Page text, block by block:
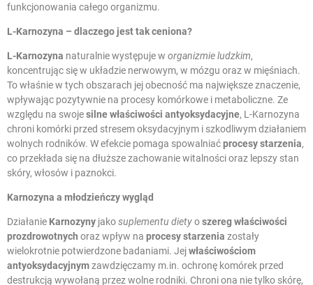
funkcjonowania całego organizmu.
L-Karnozyna – dlaczego jest tak ceniona?
L-Karnozyna naturalnie występuje w organizmie ludzkim,
koncentrując się w układzie nerwowym, w mózgu oraz w mięśniach.
To właśnie w tych obszarach jej obecność ma największe znaczenie,
wpływając pozytywnie na procesy komórkowe i metaboliczne. Ze
względu na swojesilne właściwości antyoksydacyjne, L-Karnozyna
chroni komórki przed stresem oksydacyjnym i szkodliwym działaniem
wolnych rodników. W efekcie pomaga spowalniaćprocesy starzenia,
co przekłada się na dłuższe zachowanie witalności oraz lepszy stan
skóry, włosów i paznokci.
Karnozyna a młodzieńczy wygląd
Działanie Karnozyny jakosuplementu dietyoszereg właściwości
prozdrowotnych oraz wpływ na procesy starzenia zostały
wielokrotnie potwierdzone badaniami. Jejwłaściwościom
antyoksydacyjnymzawdzięczamy m.in. ochronę komórek przed
destrukcją wywołaną przez wolne rodniki. Chroni ona nie tylko skórę,